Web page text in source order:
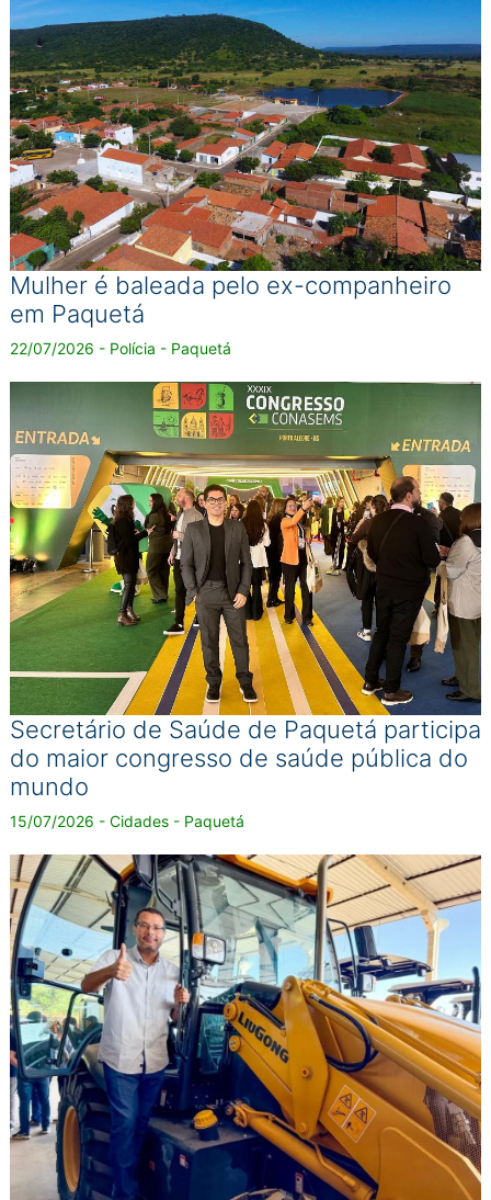
Mulher é baleada pelo ex-companheiro
em Paquetá
22/07/2026 - Polícia - Paquetá
Secretário de Saúde de Paquetá participa
do maior congresso de saúde pública do
mundo
15/07/2026 - Cidades - Paquetá